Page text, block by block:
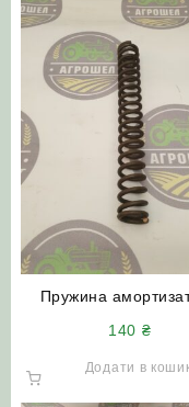
Пружина
загартована
140 ₴
Додати в